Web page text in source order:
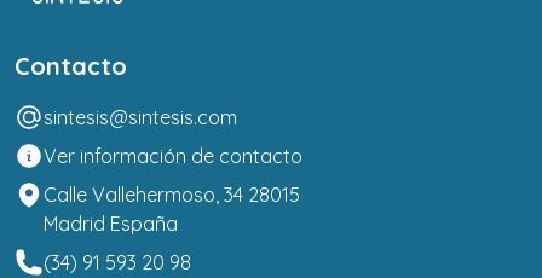
Contacto
sintesis@sintesis.com
Ver información de contacto
Calle Vallehermoso, 34 28015
Madrid España
(34) 91 593 20 98